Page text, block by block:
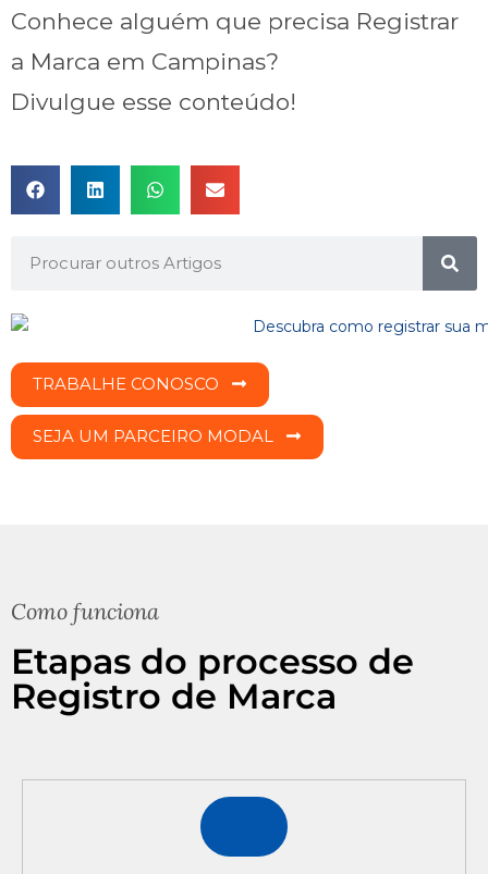
Conhece alguém que precisa Registrar
a Marca em Campinas?
Divulgue esse conteúdo!
TRABALHE CONOSCO
SEJA UM PARCEIRO MODAL
Como funciona
Etapas do processo de
Registro de Marca